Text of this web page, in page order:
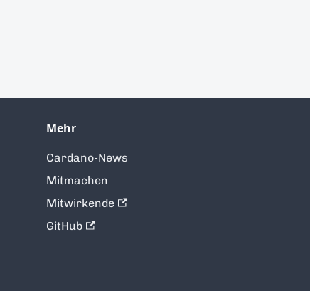
Mehr
Cardano-News
Mitmachen
Mitwirkende
GitHub